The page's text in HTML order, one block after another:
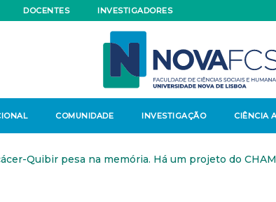
DOCENTES INVESTIGADORES
COMUNIDADE INVESTIGAÇÃO CIÊNCIA
Quibir pesa na memória. Há um projeto do